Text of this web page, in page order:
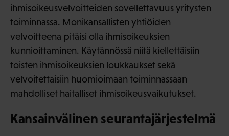
ihmisoikeusvelvoitteiden sovellettavuus yritysten
toiminnassa. Monikansallisten yhtiöiden
velvoitteena pitäisi olla ihmisoikeuksien
kunnioittaminen. Käytännössä niitä kiellettäisiin
toisten ihmisoikeuksien loukkaukset sekä
velvoitettaisiin huomioimaan toiminnassaan
mahdolliset haitalliset ihmisoikeusvaikutukset.
Kansainvälinen seurantajärjestelmä